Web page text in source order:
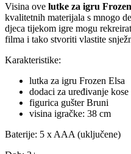
Visina ove lutke za igru Frozen
kvalitetnih materijala s mnogo
djeca tijekom igre mogu
filma i tako stvoriti vlastite
Karakteristike:
lutka za igru Frozen Elsa
dodaci za uređivanje kose
figurica gušter Bruni
visina igračke: 38 cm
Baterije: 5 x AAA (uključene)